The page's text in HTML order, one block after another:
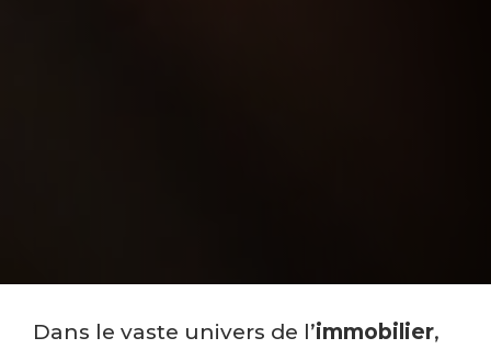
Dans le vaste univers de l’immobilier,